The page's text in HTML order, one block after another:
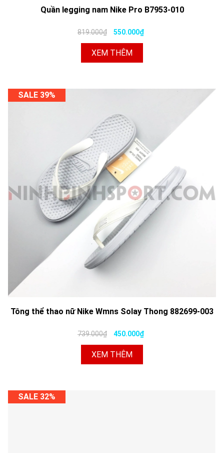
Quần legging nam Nike Pro B7953-010
819.000₫ 550.000₫
XEM THÊM
SALE 39%
Tông thể thao nữ Nike Wmns Solay Thong 882699-003
739.000₫ 450.000₫
XEM THÊM
SALE 32%